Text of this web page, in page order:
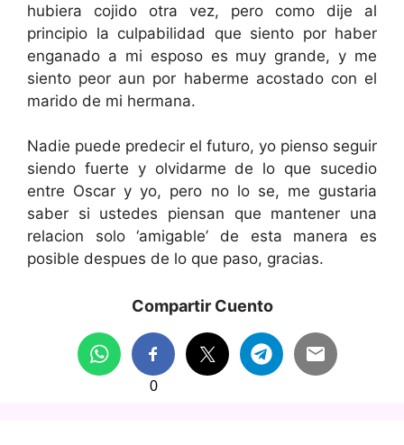
hubiera cojido otra vez, pero como dije al
principio la culpabilidad que siento por haber
enganado a mi esposo es muy grande, y me
siento peor aun por haberme acostado con el
marido de mi hermana.
Nadie puede predecir el futuro, yo pienso seguir
siendo fuerte y olvidarme de lo que sucedio
entre Oscar y yo, pero no lo se, me gustaria
saber si ustedes piensan que mantener una
relacion solo ‘amigable’ de esta manera es
posible despues de lo que paso, gracias.
Compartir Cuento
0